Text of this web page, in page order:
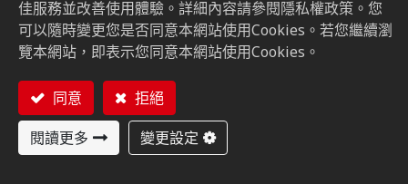
佳服務並改善使用體驗。詳細內容請參閱隱私權政策。您
可以隨時變更您是否同意本網站使用Cookies。若您繼續瀏
覽本網站，即表示您同意本網站使用Cookies。
同意
拒絕
閱讀更多
變更設定